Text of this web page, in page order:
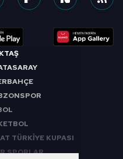
TÜRKİYE KUPASI
SPORLAR